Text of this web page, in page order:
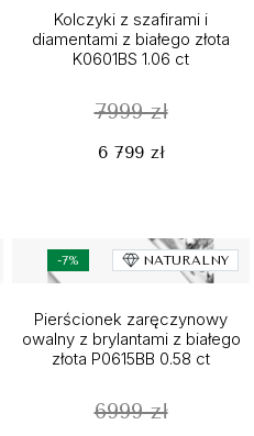
Kolczyki z szafirami i
diamentami z białego złota
K0601BS 1.06 ct
7999 zł
6 799 zł
-7% NATURALNY
Pierścionek zaręczynowy
owalny z brylantami z białego
złota P0615BB 0.58 ct
6999 zł